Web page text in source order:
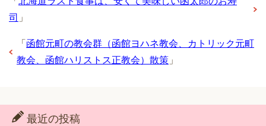
司 」
「 函館元町の教会群（函館ヨハネ教会、カトリック元町
教会、函館ハリストス正教会）散策 」
最近の投稿